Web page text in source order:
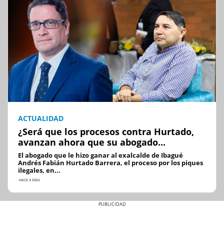
ACTUALIDAD
¿Será que los procesos contra Hurtado,
avanzan ahora que su abogado...
El abogado que le hizo ganar al exalcalde de Ibagué
Andrés Fabián Hurtado Barrera, el proceso por los piques
ilegales, en...
HACE 4 DÍAS